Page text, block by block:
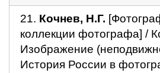
21. Кочнев, Н.Г.
коллекции фотографа] /
Изображение
История России в